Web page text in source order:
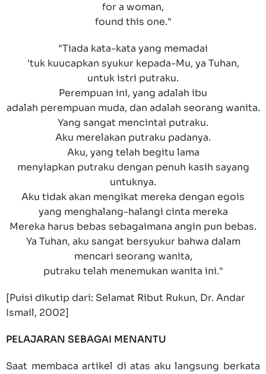
for a woman,
found this one."
"Tiada kata-kata yang memadai
'tuk kuucapkan syukur kepada-Mu, ya Tuhan,
untuk istri putraku.
Perempuan ini, yang adalah ibu
adalah perempuan muda, dan adalah seorang wanita.
Yang sangat mencintai putraku.
Aku merelakan putraku padanya.
Aku, yang telah begitu lama
menyiapkan putraku dengan penuh kasih sayang
untuknya.
Aku tidak akan mengikat mereka dengan egois
yang menghalang-halangi cinta mereka
Mereka harus bebas sebagaimana angin pun bebas.
Ya Tuhan, aku sangat bersyukur bahwa dalam
mencari seorang wanita,
putraku telah menemukan wanita ini."
[Puisi dikutip dari: Selamat Ribut Rukun, Dr. Andar
Ismail, 2002]
PELAJARAN SEBAGAI MENANTU
Saat membaca artikel di atas aku langsung berkata